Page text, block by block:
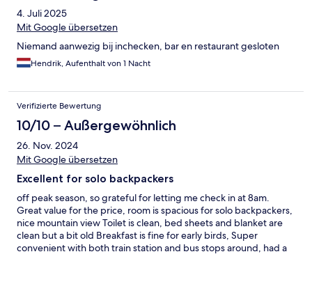
4. Juli 2025
Mit Google übersetzen
Niemand aanwezig bij inchecken, bar en restaurant gesloten
Hendrik, Aufenthalt von 1 Nacht
Verifizierte Bewertung
10/10 – Außergewöhnlich
26. Nov. 2024
Mit Google übersetzen
Excellent for solo backpackers
off peak season, so grateful for letting me check in at 8am.
Great value for the price, room is spacious for solo backpackers,
nice mountain view Toilet is clean, bed sheets and blanket are
clean but a bit old Breakfast is fine for early birds, Super
convenient with both train station and bus stops around, had a